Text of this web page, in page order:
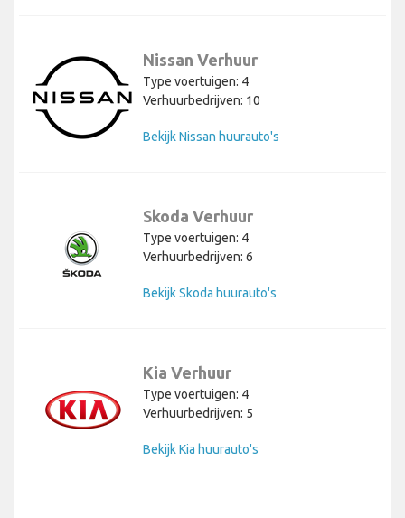
Nissan Verhuur
Type voertuigen: 4
Verhuurbedrijven: 10
Bekijk Nissan huurauto's
Skoda Verhuur
Type voertuigen: 4
Verhuurbedrijven: 6
Bekijk Skoda huurauto's
Kia Verhuur
Type voertuigen: 4
Verhuurbedrijven: 5
Bekijk Kia huurauto's